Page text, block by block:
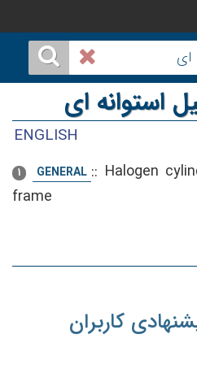
استوانه ای
ENGLISH
1 GENERAL :: Halogen
frame
کاربران